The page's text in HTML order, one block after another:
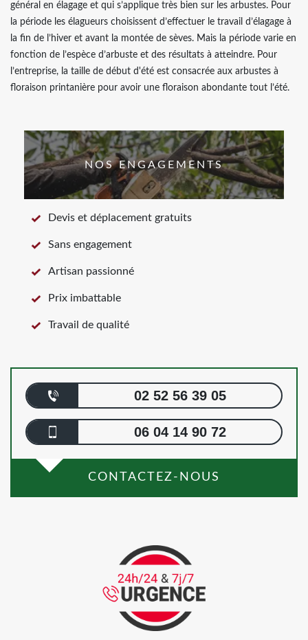
général en élagage et qui s’applique très bien sur les arbustes. Pour
la période les élagueurs choisissent d’effectuer le travail d’élagage à
la fin de l’hiver et avant la montée de sèves. Mais la période varie en
fonction de l’espèce d’arbuste et des résultats à atteindre. Pour
l’entreprise, la taille de début d'été est consacrée aux arbustes à
floraison printanière pour avoir une floraison abondante tout l’été.
NOS ENGAGEMENTS
Devis et déplacement gratuits
Sans engagement
Artisan passionné
Prix imbattable
Travail de qualité
02 52 56 39 05
06 04 14 90 72
CONTACTEZ-NOUS